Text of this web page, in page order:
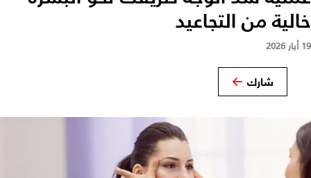
خالية من التجاعيد
19 أيار 2026
شارك